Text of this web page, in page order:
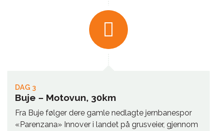
DAG 3
Buje – Motovun, 30km
Fra Buje følger dere gamle nedlagte jernbanespor
«Parenzana» Innover i landet på grusveier, gjennom